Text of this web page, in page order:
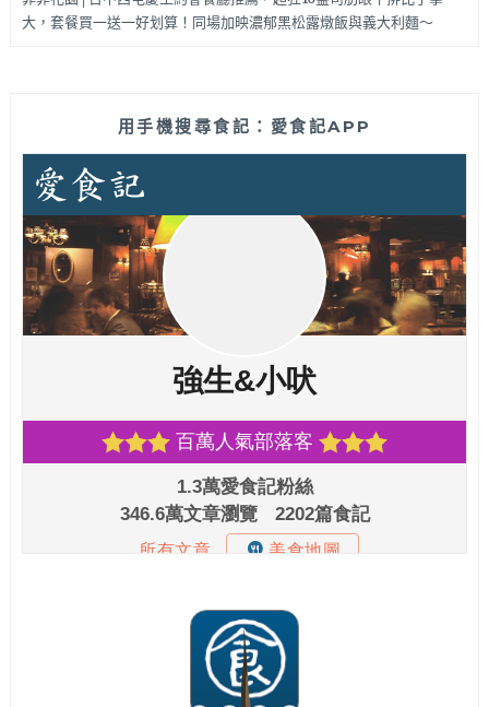
大，套餐買一送一好划算！同場加映濃郁黑松露燉飯與義大利麵～
用手機搜尋食記：愛食記APP